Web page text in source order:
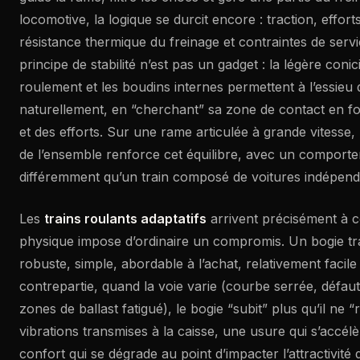
locomotive, la logique se durcit encore : traction,
résistance thermique du freinage et contraintes de
principe de stabilité n’est pas un gadget : la légère
roulement et les boudins internes permettent à
naturellement, en “cherchant” sa zone de contact en
et des efforts. Sur une rame articulée à grande
de l’ensemble renforce cet équilibre, avec un
différemment qu’un train composé de voitures
Les trains roulants adaptatifs arrivent précisément à
physique impose d’ordinaire un compromis. Un bogie
robuste, simple, abordable à l’achat, relativement
contrepartie, quand la voie varie (courbe serrée,
zones de ballast fatigué), le bogie “subit” plus qu’il ne
vibrations transmises à la caisse, une usure qui
confort qui se dégrade au point d’impacter l’attractivité